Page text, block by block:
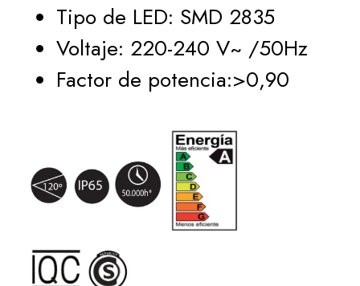
Tipo de LED: SMD 2835
Voltaje: 220-240 V~ /50Hz
Factor de potencia:>0,90